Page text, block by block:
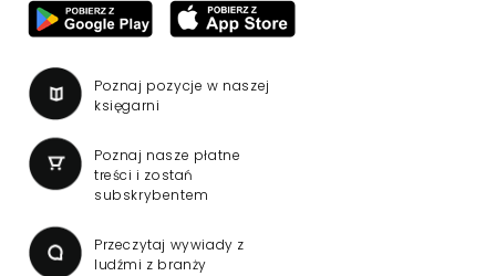
Poznaj pozycje w naszej
księgarni
Poznaj nasze płatne
treści i zostań
subskrybentem
Przeczytaj wywiady z
ludźmi z branży